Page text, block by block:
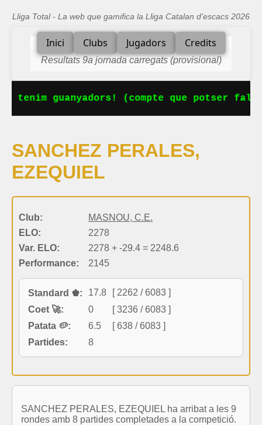
Lliga Total - La web que gamifica la Lliga Catalan d'escacs 2026
Inici Clubs Jugadors Credits
Resultats 9a jornada carregats (provisional)
tenim guanyadors! (compte que potser
SANCHEZ PERALES,
EZEQUIEL
Club:
MASNOU, C.E.
ELO:
2278
Var. ELO:
2278 + -29.4 = 2248.6
Performance:
2145
Standard ♚: 17.8
[ 2262 / 6083 ]
Coet 🚀:
0
[ 3236 / 6083 ]
Patata 🥔:
6.5
[ 638 / 6083 ]
Partides:
8
SANCHEZ PERALES, EZEQUIEL ha arribat a les 9
rondes amb 8 partides completades a la competició.